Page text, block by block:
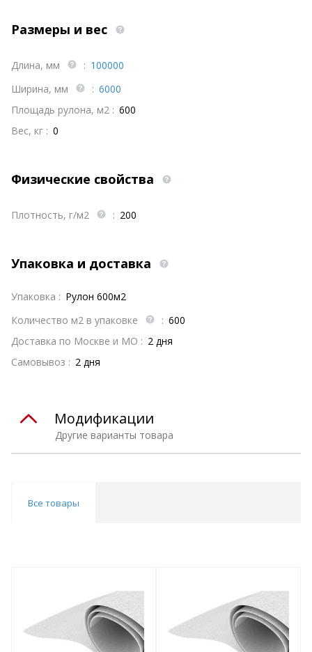
Размеры и вес
Длина, мм : 100000
Ширина, мм
: 6000
Площадь рулона, м2 : 600
Вес, кг : 0
Физические свойства
Плотность, г/м2 : 200
Упаковка и доставка
Упаковка : Рулон 600м2
Количество м2 в упаковке
: 600
Доставка по Москве и МО : 2 дня
Самовывоз : 2 дня
Другие варианты товара
Модификации
Все товары